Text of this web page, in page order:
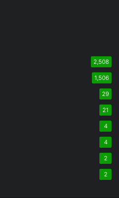
2,508
1,506
29
21
4
4
2
2